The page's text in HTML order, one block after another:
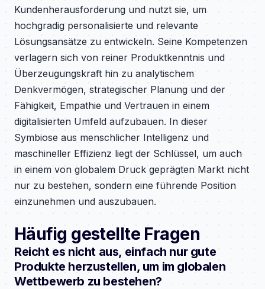
Kundenherausforderung und nutzt sie, um
hochgradig personalisierte und relevante
Lösungsansätze zu entwickeln. Seine Kompetenzen
verlagern sich von reiner Produktkenntnis und
Überzeugungskraft hin zu analytischem
Denkvermögen, strategischer Planung und der
Fähigkeit, Empathie und Vertrauen in einem
digitalisierten Umfeld aufzubauen. In dieser
Symbiose aus menschlicher Intelligenz und
maschineller Effizienz liegt der Schlüssel, um auch
in einem von globalem Druck geprägten Markt nicht
nur zu bestehen, sondern eine führende Position
einzunehmen und auszubauen.
Häufig gestellte Fragen
Reicht es nicht aus, einfach nur gute
Produkte herzustellen, um im globalen
Wettbewerb zu bestehen?